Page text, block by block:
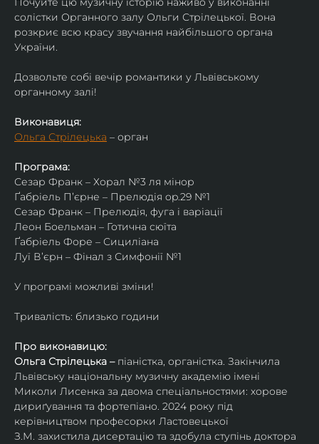
солістки Органного залу Ольги Стрілецької. Вона
розкриє всю красу звучання найбільшого органа
України.
Дозвольте собі вечір романтики у Львівському
органному залі!
Виконавиця:
Ольга Стрілецька – орган
Програма:
Сезар Франк – Хорал №3 ля мінор
Ґабріель Пʼєрне – Прелюдія op.29 №1
Сезар Франк – Прелюдія, фуга і варіації
Леон Боельман – Готична сюїта
Ґабріель Форе – Сициліана
Луї Вʼєрн – Фінал з Симфонії №1
У програмі можливі зміни!
Тривалість: близько години
Про виконавицю:
Ольга Стрілецька – піаністка, органістка. Закінчила
Львівську національну музичну академію імені
Миколи Лисенка за двома спеціальностями: хорове
дириґування та фортепіано. 2024 року під
керівництвом професорки Ластовецької
З.М. захистила дисертацію та здобула ступінь доктора